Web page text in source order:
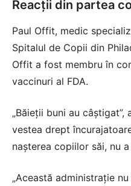
Reacții din partea
Paul Offit, medic
Spitalul de Copii din
Offit a fost membru în
vaccinuri al FDA.
„Băieții buni au
vestea drept
nașterea copiilor săi, nu
„Această administrație